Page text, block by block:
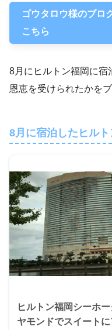
ゴウタロウ様のブロ
こちら
8月にヒルトン福岡に宿
恩恵を受けられたかを
8月に宿泊したヒル
ヒルトン福岡シーホ
ヤモンドでスイート